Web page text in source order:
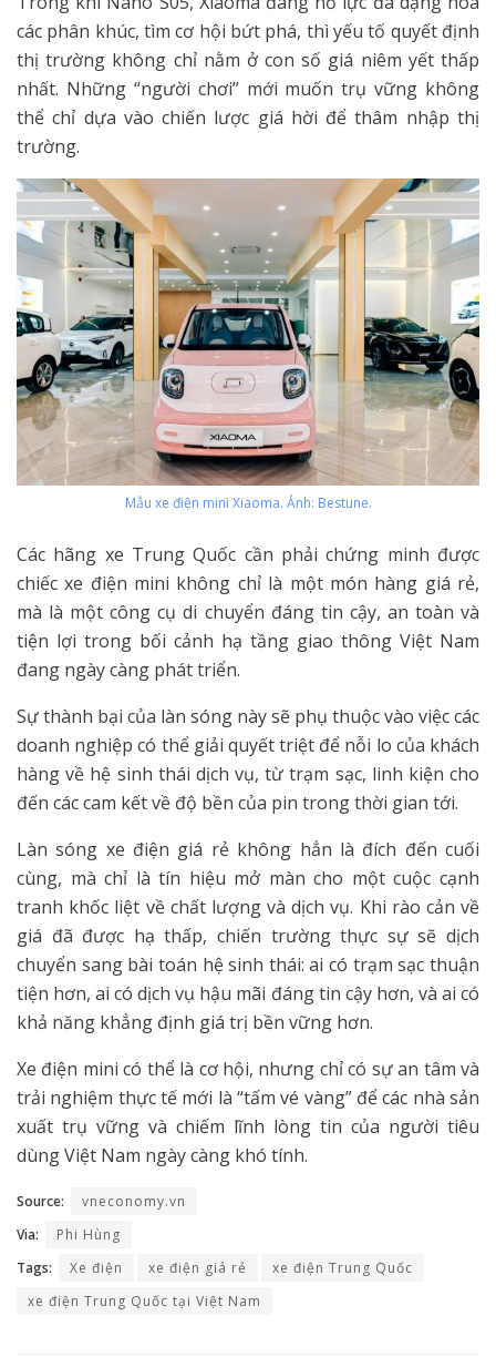
các phân khúc, tìm cơ hội bứt phá, thì yếu tố quyết định
thị trường không chỉ nằm ở con số giá niêm yết thấp
nhất. Những “người chơi” mới muốn trụ vững không
thể chỉ dựa vào chiến lược giá hời để thâm nhập thị
trường.
Mẫu xe điện mini Xiaoma. Ảnh: Bestune.
Các hãng xe Trung Quốc cần phải chứng minh được
chiếc xe điện mini không chỉ là một món hàng giá rẻ,
mà là một công cụ di chuyển đáng tin cậy, an toàn và
tiện lợi trong bối cảnh hạ tầng giao thông Việt Nam
đang ngày càng phát triển.
Sự thành bại của làn sóng này sẽ phụ thuộc vào việc các
doanh nghiệp có thể giải quyết triệt để nỗi lo của khách
hàng về hệ sinh thái dịch vụ, từ trạm sạc, linh kiện cho
đến các cam kết về độ bền của pin trong thời gian tới.
Làn sóng xe điện giá rẻ không hẳn là đích đến cuối
cùng, mà chỉ là tín hiệu mở màn cho một cuộc cạnh
tranh khốc liệt về chất lượng và dịch vụ. Khi rào cản về
giá đã được hạ thấp, chiến trường thực sự sẽ dịch
chuyển sang bài toán hệ sinh thái: ai có trạm sạc thuận
tiện hơn, ai có dịch vụ hậu mãi đáng tin cậy hơn, và ai có
khả năng khẳng định giá trị bền vững hơn.
Xe điện mini có thể là cơ hội, nhưng chỉ có sự an tâm và
trải nghiệm thực tế mới là “tấm vé vàng” để các nhà sản
xuất trụ vững và chiếm lĩnh lòng tin của người tiêu
dùng Việt Nam ngày càng khó tính.
Source:
vneconomy.vn
Via:
Phi Hùng
Tags:
Xe điện xe điện giá rẻ
xe điện Trung Quốc
xe điện Trung Quốc tại Việt Nam